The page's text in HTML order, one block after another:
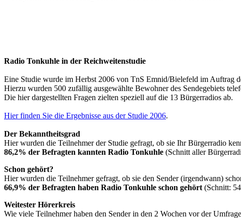
Radio Tonkuhle in der Reichweitenstudie
Eine Studie wurde im Herbst 2006 von TnS Emnid/Bielefeld im Auftrag
Hierzu wurden 500 zufällig ausgewählte Bewohner des Sendegebiets
Die hier dargestellten Fragen zielten speziell auf die 13 Bürgerradios ab.
Hier finden Sie die Ergebnisse aus der Studie 2006.
Der Bekanntheitsgrad
Hier wurden die Teilnehmer der Studie gefragt, ob sie Ihr Bürgerradio
86,2% der Befragten kannten Radio Tonkuhle (Schnitt aller
Schon gehört?
Hier wurden die Teilnehmer gefragt, ob sie den Sender (irgendwann)
66,9% der Befragten haben Radio Tonkuhle schon gehört (Schnitt:
Weitester Hörerkreis
Wie viele Teilnehmer haben den Sender in den 2 Wochen vor der